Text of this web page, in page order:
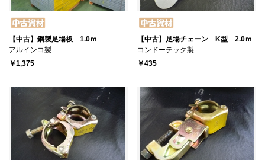
【中古】鋼製足場板 1.0ｍ
アルインコ製
￥1,375
【中古】足場チェーン K型 2.0ｍ
コンドーテック製
￥435